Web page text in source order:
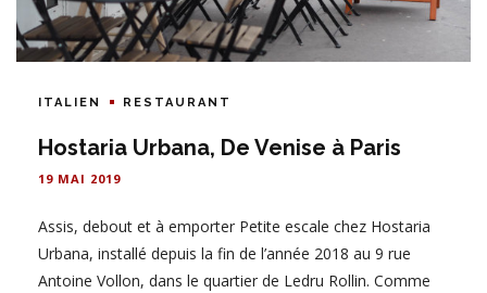
ITALIEN RESTAURANT
Hostaria Urbana, De Venise à Paris
19 MAI 2019
Assis, debout et à emporter Petite escale chez Hostaria
Urbana, installé depuis la fin de l’année 2018 au 9 rue
Antoine Vollon, dans le quartier de Ledru Rollin. Comme